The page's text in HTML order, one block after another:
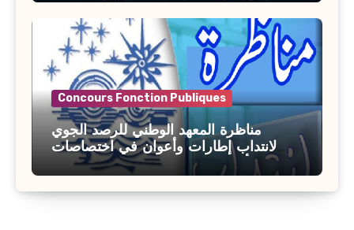
Concours Fonction Publiques
مناظرة المعهد الوطني للرصد الجوي
لانتداب إطارات وأعوان في اختصاصات
مختلفة : أخر اجل للترشح 27 جويلية 2026